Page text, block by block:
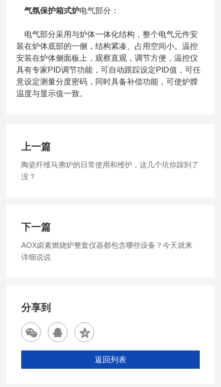
气氛保护箱式炉电气部分：
电气部分采用与炉体一体化结构，整个电气元件安
装在炉体底部的一侧，结构紧凑、占用空间小。温控
安装在炉体侧面板上，观察直观，调节方便，温控仪
具有专家PID调节功能，可自动跟踪设定PID值，可任
意设定测量分度密码，同时具备补偿功能，可使炉膛
温度与显示值一致。
上一篇
陶瓷纤维马弗炉的日常使用和维护，这几个坑你踩到了
没？
下一篇
AOX卤素燃烧炉整套仪器都包含哪些设备？今天就来
详细说说
分享到
返回列表